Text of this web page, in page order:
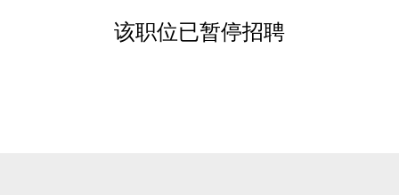
该职位已暂停招聘